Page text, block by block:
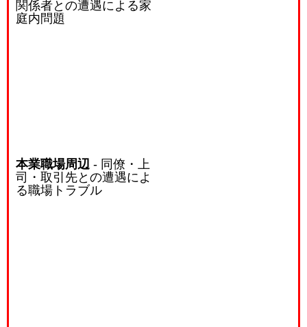
関係者との遭遇による家
庭内問題
本業職場周辺- 同僚・上
司・取引先との遭遇によ
る職場トラブル